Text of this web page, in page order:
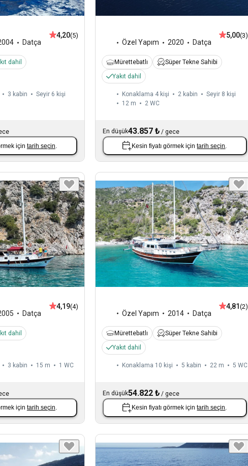
Datça
4,20(5)
dahil
3 kabin
Seyir 6 kişi
için tarih seçin
Özel Yapım 2020 Datça
5,00(3)
Mürettebatlı
Süper Tekne Sahibi
Yakıt dahil
Konaklama 4 kişi 2 kabin
Seyir 8 kişi
12 m
2 WC
En düşük43.857 ₺/ gece
Kesin fiyatı görmek içintarih seçin
Datça
4,19(4)
dahil
3 kabin 15 m 1 WC
için tarih seçin.
Özel Yapım 2014 Datça
4,81(2)
Mürettebatlı
Süper Tekne Sahibi
Yakıt dahil
Konaklama 10 kişi 5 kabin 22 m 5 WC
En düşük54.822 ₺/ gece
Kesin fiyatı görmek içintarih seçin.